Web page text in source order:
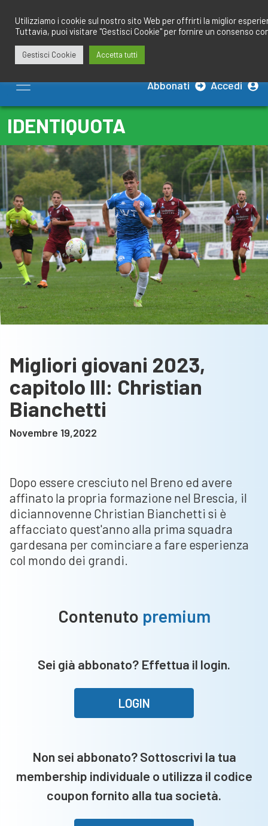
contenuto
Abbonati Accedi
IDENTIQUOTA
Migliori giovani 2023,
capitolo III: Christian
Bianchetti
Novembre 19,2022
Dopo essere cresciuto nel Breno ed avere
affinato la propria formazione nel Brescia, il
diciannovenne Christian Bianchetti si è
affacciato quest'anno alla prima squadra
gardesana per cominciare a fare esperienza
col mondo dei grandi.
Contenuto premium
Sei già abbonato? Effettua il login.
LOGIN
Non sei abbonato? Sottoscrivi la tua
membership individuale o utilizza il codice
coupon fornito alla tua società.
Utilizziamo i cookie sul nostro sito Web per offrirti la miglior
Tuttavia, puoi visitare "Gestisci Cookie" per fornire un consenso
Gestisci Cookie Accetta tutti